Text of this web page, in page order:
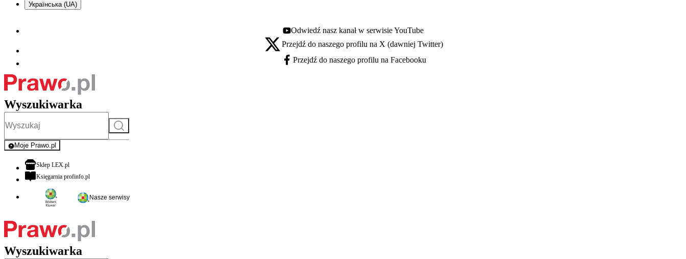
Українська (UA)
Youtube - otwiera się w nowej karcie
Odwiedź nasz kanał w serwisie YouTube
X - otwiera się w nowej karcie
Przejdź do naszego profilu na X (dawniej Twitter)
Facebook - otwiera się w nowej karcie
Przejdź do naszego profilu na Facebooku
Wyszukiwarka
Szukaj
Moje Prawo.pl
- rejestracja i logowanie do serwisu
Sklep LEX.plotwiera się w nowej karcie
Księgarnia profinfo.plotwiera się w nowej karcie
Nasze serwisy
Wyszukiwarka